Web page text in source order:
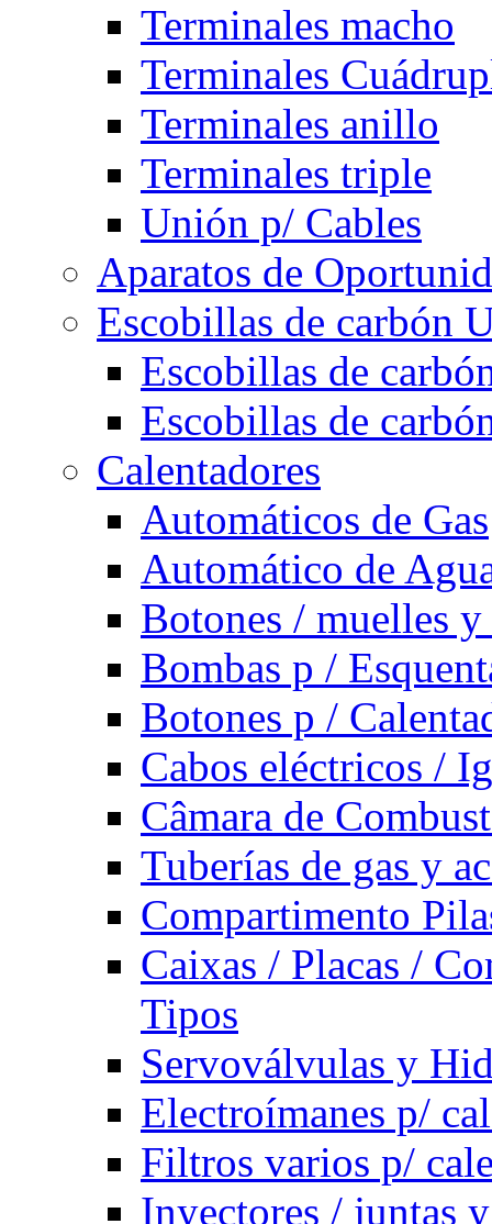
Terminales macho
Terminales
Terminales anillo
Terminales triple
Unión p/ Cables
Aparatos de
Escobillas de carbón
Escobillas de
Escobillas de
Calentadores
Automáticos de Gas
Automático de
Botones / muelles
Bombas p /
Botones p /
Cabos eléctricos /
Câmara de
Tuberías de gas y
Compartimento
Caixas / Placas /
Tipos
Servoválvulas y
Electroímanes p/
Filtros varios p/
Inyectores / juntas